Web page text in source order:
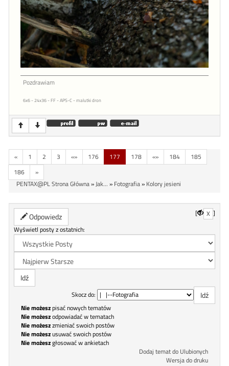
Pozdrawiam
6x6 - 24x36 - FF - APS-C - malutki dron
« 1 2 3 «» 176 177 178 «» 184
185
186
»
PENTAX@PL Strona Główna»Jak... » Fotografia» Kolory jesieni
Odpowiedz [ X ]
Wyświetl posty z ostatnich:
Skocz do:
Nie możeszpisać nowych tematów
Nie możeszodpowiadać w tematach
Nie możeszzmieniać swoich postów
Nie możeszusuwać swoich postów
Nie możeszgłosować w ankietach
Dodaj temat do Ulubionych
Wersja do druku